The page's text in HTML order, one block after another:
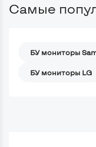
Самые
БУ мониторы
БУ мониторы LG